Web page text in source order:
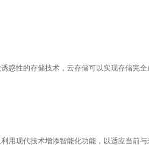
惑性的存储技术，云存储可以实现存储完
用现代技术增添智能化功能，以适应当前与